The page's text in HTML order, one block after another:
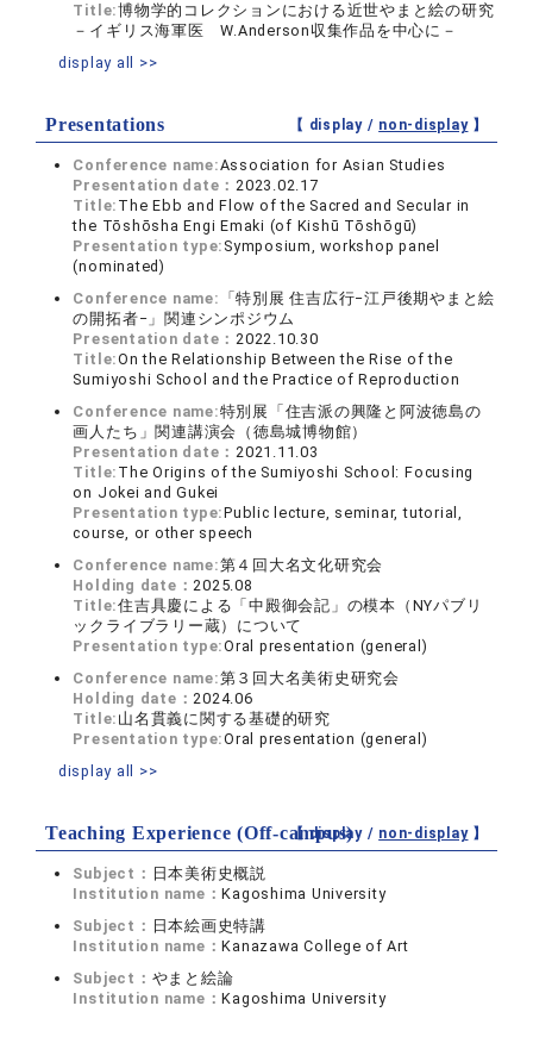
Title:博物学的コレクションにおける近世やまと絵の研究
－イギリス海軍医 W.Anderson収集作品を中心に－
display all >>
Presentations 【 display / non-display】
Conference name:Association for Asian Studies
Presentation date：2023.02.17
Title: The Ebb and Flow of the Sacred and Secular in
the Tōshōsha Engi Emaki (of Kishū Tōshōgū)
Presentation type: Symposium, workshop panel
(nominated)
Conference name: 「特別展 住吉広行−江戸後期やまと絵
の開拓者−」関連シンポジウム
Presentation date：2022.10.30
Title:On the Relationship Between the Rise of the
Sumiyoshi School and the Practice of Reproduction
Conference name:特別展「住吉派の興隆と阿波徳島の
画人たち」関連講演会（徳島城博物館）
Presentation date：2021.11.03
Title: The Origins of the Sumiyoshi School: Focusing
on Jokei and Gukei
Presentation type:Public lecture, seminar, tutorial,
course, or other speech
Conference name:第４回大名文化研究会
Holding date：2025.08
Title:住吉具慶による「中殿御会記」の模本（NYパブリ
ックライブラリー蔵）について
Presentation type:Oral presentation (general)
Conference name:第３回大名美術史研究会
Holding date：2024.06
Title: 山名貫義に関する基礎的研究
Presentation type:Oral presentation (general)
display all >>
Teaching Experience (Off-campus)
【 display / non-display】
Subject： 日本美術史概説
Institution name：Kagoshima University
Subject： 日本絵画史特講
Institution name：Kanazawa College of Art
Subject： やまと絵論
Institution name：Kagoshima University